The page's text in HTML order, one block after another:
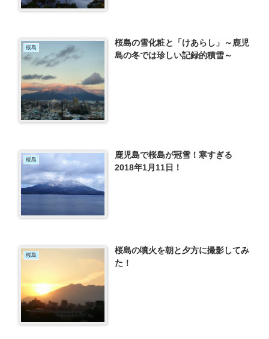
桜島
桜島の雪化粧と「けあらし」～鹿児
島の冬では珍しい記録的積雪～
桜島
鹿児島で桜島が冠雪！寒すぎる
2018年1月11日！
桜島
桜島の噴火を朝と夕方に撮影してみ
た！